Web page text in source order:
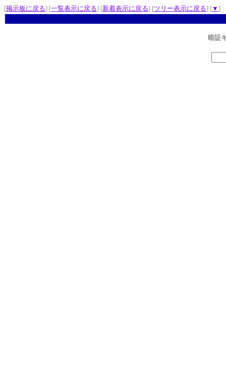
[掲示板に戻る] [一覧表示に戻る] [新着表示に戻る] [ツリー表示に戻る] [▼ ]
暗証